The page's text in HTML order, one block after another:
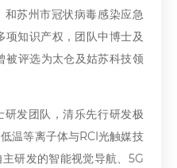
苏州市冠状病毒感染应急
知识产权，团队中博士及
被评选为太仓及姑苏科技领
发团队，清乐先行研发极
温等离子体与RCI光触媒技
研发的智能视觉导航、5G